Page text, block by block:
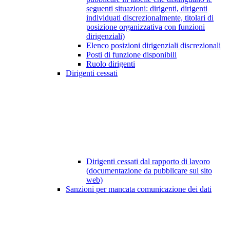
seguenti situazioni: dirigenti, dirigenti
individuati discrezionalmente, titolari di
posizione organizzativa con funzioni
dirigenziali)
Elenco posizioni dirigenziali discrezionali
Posti di funzione disponibili
Ruolo dirigenti
Dirigenti cessati
Dirigenti cessati dal rapporto di lavoro
(documentazione da pubblicare sul sito
web)
Sanzioni per mancata comunicazione dei dati